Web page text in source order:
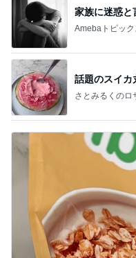
家族に迷惑と
Amebaトピック
話題のスイ
さとみるくの